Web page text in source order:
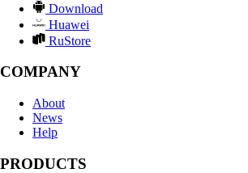
Download
Huawei
RuStore
COMPANY
About
News
Help
PRODUCTS